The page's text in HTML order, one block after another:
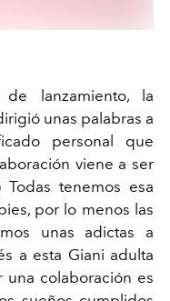
lanzamiento, la
unas palabras a
personal que
viene a ser
tenemos esa
por lo menos las
unas adictas a
a esta Giani adulta
una colaboración es